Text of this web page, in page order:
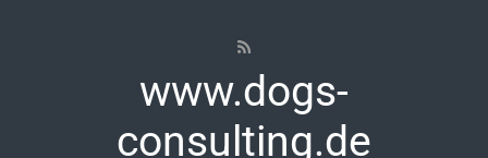
www.dogs-
consulting.de